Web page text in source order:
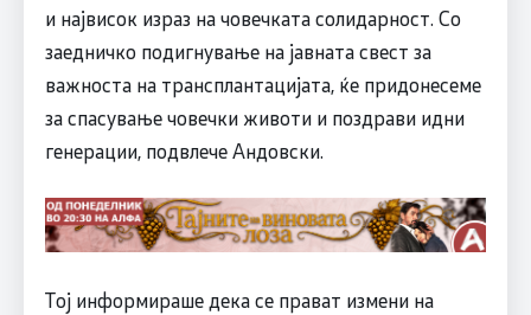
и највисок израз на човечката солидарност. Со
заедничко подигнување на јавната свест за
важноста на трансплантацијата, ќе придонесеме
за спасување човечки животи и поздрави идни
генерации, подвлече Андовски.
Тој информираше дека се прават измени на